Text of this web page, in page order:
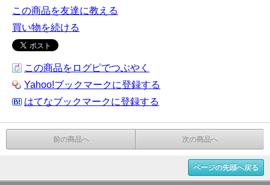
この商品を友達に教える
買い物を続ける
この商品をログピでつぶやく
Yahoo!ブックマークに登録する
はてなブックマークに登録する
前の商品へ 次の商品へ
ページの先頭へ戻る